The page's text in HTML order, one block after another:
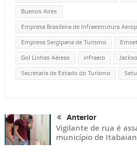
Buenos Aires
Empresa Brasileira de Infraestrutura
Empresa Sergipana de Turismo
Gol Linhas Aéreas infraero
Secretaria de Estado do Turismo
Anterior
Vigilante de rua é
município de